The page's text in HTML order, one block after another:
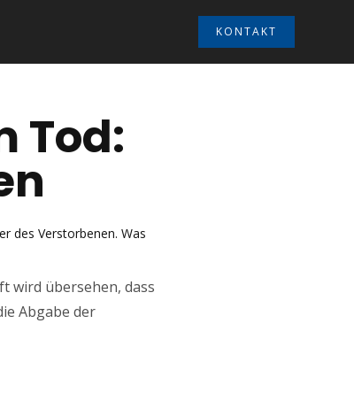
KONTAKT
Tod:
des Verstorbenen. Was
wird übersehen, dass
Abgabe der